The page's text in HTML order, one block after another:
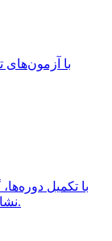
با آزمون‌های
با تکمیل
نشان داده و اعتبار پورتفولیوی خود را افزایش دهید.